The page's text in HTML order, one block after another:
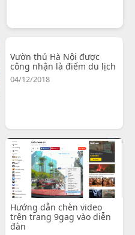
Vườn thú Hà Nội được
công nhận là điểm du lịch
04/12/2018
Hướng dẫn chèn video
trên trang 9gag vào diễn
đàn